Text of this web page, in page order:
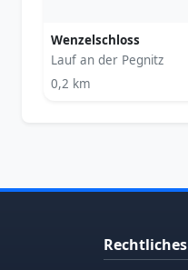
Wenzelschloss
Lauf an der Pegnitz
0,2 km
Rechtliches